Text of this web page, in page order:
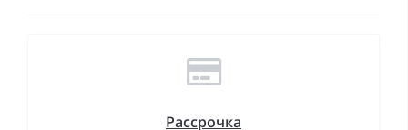
Рассрочка